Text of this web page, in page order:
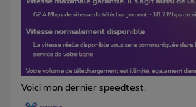
Voici mon dernier speedtest.